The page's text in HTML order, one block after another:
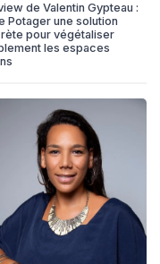
de Valentin Gypteau :
Potager une solution
pour végétaliser
les espaces